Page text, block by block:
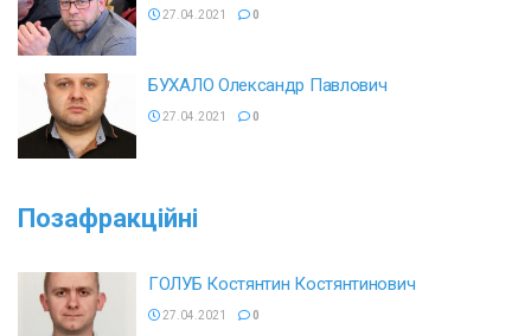
27.04.2021 0
БУХАЛО Олександр Павлович
27.04.2021 0
Позафракційні
ГОЛУБ Костянтин Костянтинович
27.04.2021 0